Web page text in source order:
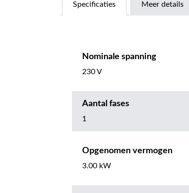
Specificaties Meer details
Nominale spanning
230 V
Aantal fases
1
Opgenomen vermogen
3.00 kW